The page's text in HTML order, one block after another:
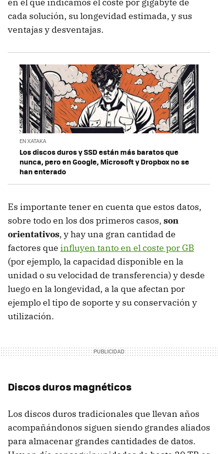
cada solución, su longevidad estimada, y sus
ventajas y desventajas.
EN XATAKA
Los discos duros y SSD están más baratos que
nunca, pero en Google, Microsoft y Dropbox no se
han enterado
Es importante tener en cuenta que estos datos,
sobre todo en los dos primeros casos, son
orientativos, y hay una gran cantidad de
factores que influyen tanto en el coste por GB
(por ejemplo, la capacidad disponible en la
unidad o su velocidad de transferencia) y desde
luego en la longevidad, a la que afectan por
ejemplo el tipo de soporte y su conservación y
utilización.
Discos duros magnéticos
Los discos duros tradicionales que llevan años
acompañándonos siguen siendo grandes aliados
para almacenar grandes cantidades de datos.